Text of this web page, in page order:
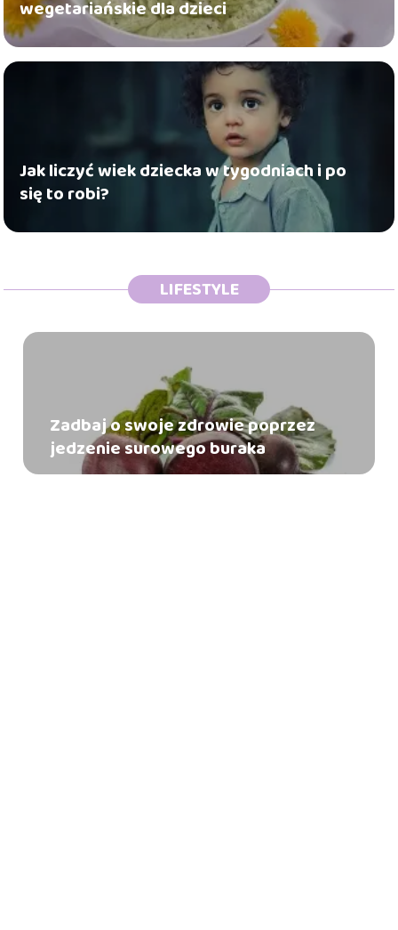
wegetariańskie dla dzieci
Jak liczyć wiek dziecka w tygodniach i po
się to robi?
LIFESTYLE
Zadbaj o swoje zdrowie poprzez
jedzenie surowego buraka